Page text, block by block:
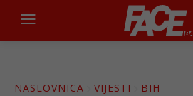
NASLOVNICA VIJESTI BIH